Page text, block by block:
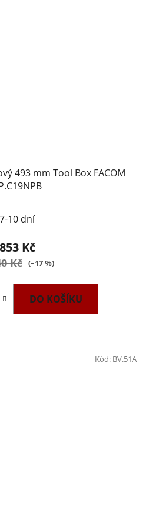
493 mm Tool Box FACOM
hodnocení
produktu
je
7-10 dní
853 Kč
Kč (–17 %)
DO KOŠÍKU
Kód: BV.51A